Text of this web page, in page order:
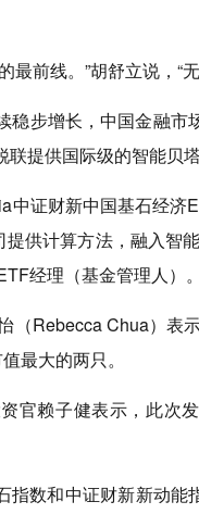
最前线。”胡舒立说，“
步增长，中国金融
提供国际级的智能贝塔
中证财新中国基石经
供计算方法，融入智
经理（基金管理人）。
（Rebecca Chua）
最大的两只。
官赖子健表示，此次
指数和中证财新新动